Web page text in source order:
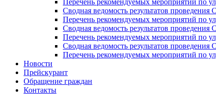
Перечень рекомендуемых мероприятий по
Сводная ведомость результатов
Перечень рекомендуемых мероприятий по
Сводная ведомость результатов проведения
Перечень рекомендуемых мероприятий по
Сводная ведомость результатов
Перечень рекомендуемых мероприятий по
Новости
Прейскурант
Обращение граждан
Контакты